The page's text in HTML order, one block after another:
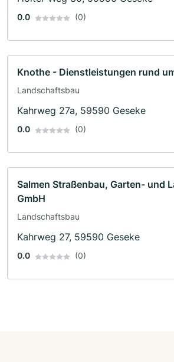
0.0 (0)
Knothe - Dienstleistungen rund
Landschaftsbau
Kahrweg 27a, 59590 Geseke
0.0 (0)
Salmen Straßenbau, Garten- und
GmbH
Landschaftsbau
Kahrweg 27, 59590 Geseke
0.0 (0)